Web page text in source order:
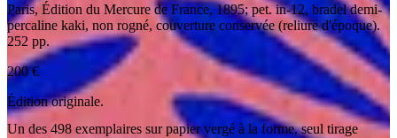
Paris,Édition du Mercure de France,1895; pet. in-12, bradel demi-
percaline kaki, non rogné, couverture conservée (reliure d'époque).
252 pp.
200€
Édition originale.
Un des 498 exemplaires sur papier vergé à la forme, seul tirage